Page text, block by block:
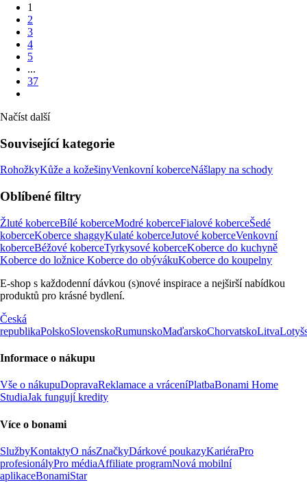
1
2
3
4
5
...
37
Načíst další
Související kategorie
RohožkyKůže a kožešinyVenkovní koberceNášlapy na schody
Oblíbené filtry
Žluté koberceBílé koberceModré koberceFialové koberceŠedé
koberceKoberce shaggyKulaté koberceJutové koberceVenkovní
koberceBéžové koberceTyrkysové koberceKoberce do kuchyně
Koberce do ložnice Koberce do obývákuKoberce do koupelny
E-shop s každodenní dávkou (s)nové inspirace a nejširší nabídkou
produktů pro krásné bydlení.
Česká
republikaPolskoSlovenskoRumunskoMaďarskoChorvatskoLitva
Informace o nákupu
Vše o nákupuDopravaReklamace a vráceníPlatbaBonami Home
StudiaJak fungují kredity
Více o bonami
SlužbyKontaktyO násZnačkyDárkové poukazyKariéraPro
profesionályPro médiaAffiliate programNová mobilní
aplikaceBonamiStar